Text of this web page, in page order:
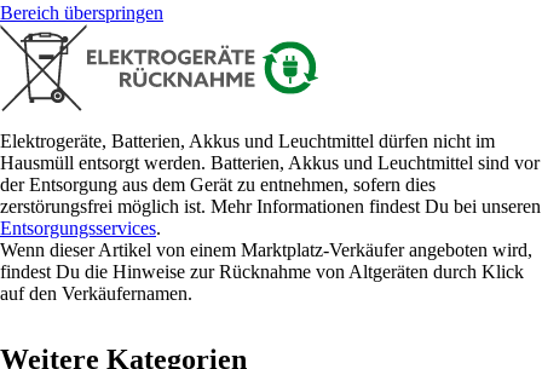
Bereich überspringen
Elektrogeräte, Batterien, Akkus und Leuchtmittel dürfen nicht im
Hausmüll entsorgt werden. Batterien, Akkus und Leuchtmittel sind vor
der Entsorgung aus dem Gerät zu entnehmen, sofern dies
zerstörungsfrei möglich ist. Mehr Informationen findest Du bei unseren
Entsorgungsservices.
Wenn dieser Artikel von einem Marktplatz-Verkäufer angeboten wird,
findest Du die Hinweise zur Rücknahme von Altgeräten durch Klick
auf den Verkäufernamen.
Weitere Kategorien